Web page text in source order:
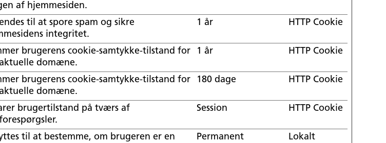
af hjemmesiden.
til at spore spam og sikre
integritet.
1 år HTTP Cookie
brugerens cookie-samtykke-tilstand for
domæne.
1 år HTTP Cookie
brugerens cookie-samtykke-tilstand for
domæne.
180 dage HTTP Cookie
brugertilstand på tværs af
Session HTTP Cookie
til at bestemme, om brugeren er en
Permanent
Lokalt